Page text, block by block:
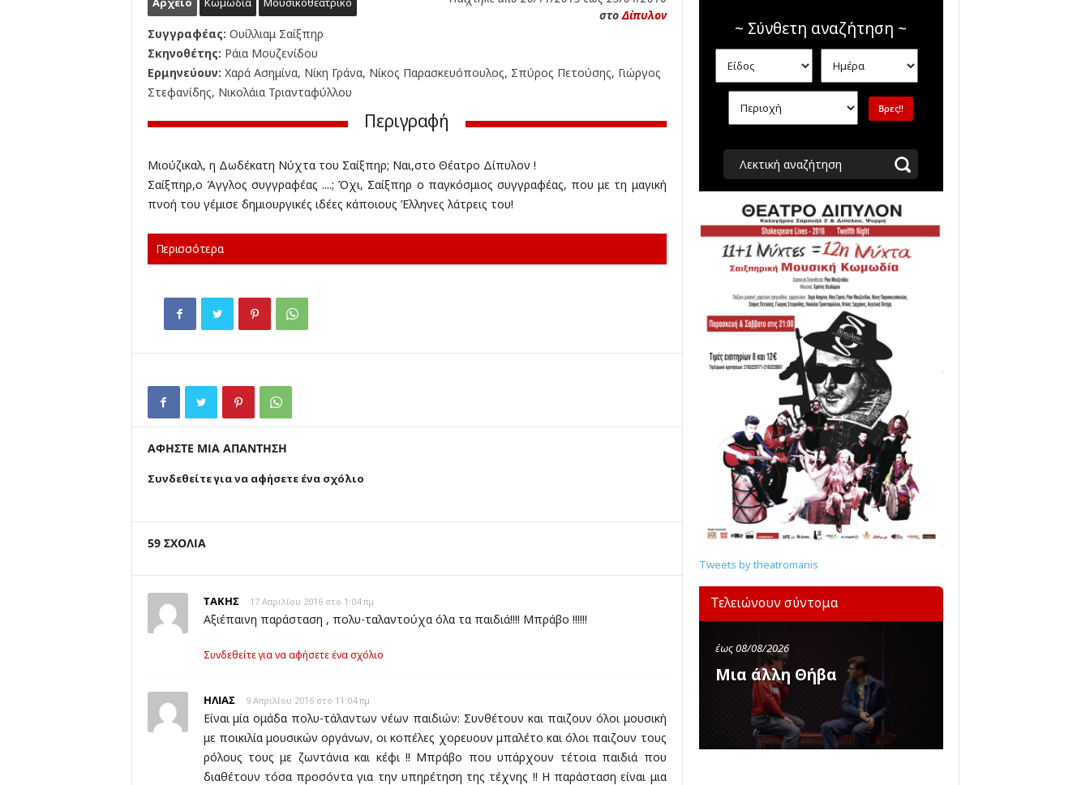
ε
α
στοΔίπυλον
Συγγραφέας: Ουίλλιαμ Σαίξπηρ
Σκηνοθέτης: Ράια Μουζενίδου
Ερμηνεύουν: Χαρά Ασημίνα, Νίκη Γράνα, Νίκος Παρασκευόπουλος, Σπύρος Πετούσης, Γιώργος
Στεφανίδης, Νικολάια Τριανταφύλλου
Περιγραφή
Μιούζικαλ, η Δωδέκατη Νύχτα του Σαίξπηρ; Ναι,στο Θέατρο Δίπυλον !
Σαίξπηρ,ο Άγγλος συγγραφέας ....; Όχι, Σαίξπηρ ο παγκόσμιος συγγραφέας, που με τη μαγική
πνοή του γέμισε δημιουργικές ιδέες κάποιους Έλληνες λάτρεις του!
Περισσότερα
59 ΣΧΟΛΙΑ
ΤΑΚΗΣ 17 Απριλίου 2016 στο 1:04 πμ
Αξιέπαινη παράσταση , πολυ-ταλαντούχα όλα τα παιδιά!!!! Μπράβο !!!!!!
Συνδεθείτε για να αφήσετε ένα σχόλιο
ΗΛΙΑΣ 9 Απριλίου 2016 στο 11:04 πμ
Είναι μία ομάδα πολυ-τάλαντων νέων παιδιών: Συνθέτουν και παιζουν όλοι μουσική
με ποικιλία μουσικών οργάνων, οι κοπέλες χορευουν μπαλέτο και όλοι παιζουν τους
ρόλους τους με ζωντάνια και κέφι !! Μπράβο που υπάρχουν τέτοια παιδιά που
διαθέτουν τόσα προσόντα για την υπηρέτηση της τέχνης !! Η παράσταση είναι μια
ΑΦΗΣΤΕ ΜΙΑ ΑΠΑΝΤΗΣΗ
Συνδεθείτε για να αφήσετε ένα σχόλιο
~ Σύνθετη αναζήτηση ~
Λεκτική αναζήτηση
Tweets by theatromanis
Τελειώνουν σύντομα
έως 08/08/2026
Μια άλλη Θήβα